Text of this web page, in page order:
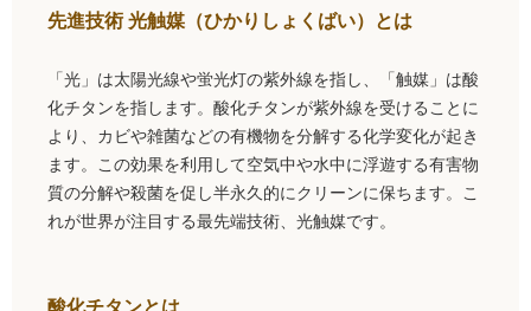
先進技術 光触媒（ひかりしょくばい）とは
「光」は太陽光線や蛍光灯の紫外線を指し、「触媒」は酸
化チタンを指します。酸化チタンが紫外線を受けることに
より、カビや雑菌などの有機物を分解する化学変化が起き
ます。この効果を利用して空気中や水中に浮遊する有害物
質の分解や殺菌を促し半永久的にクリーンに保ちます。こ
れが世界が注目する最先端技術、光触媒です。